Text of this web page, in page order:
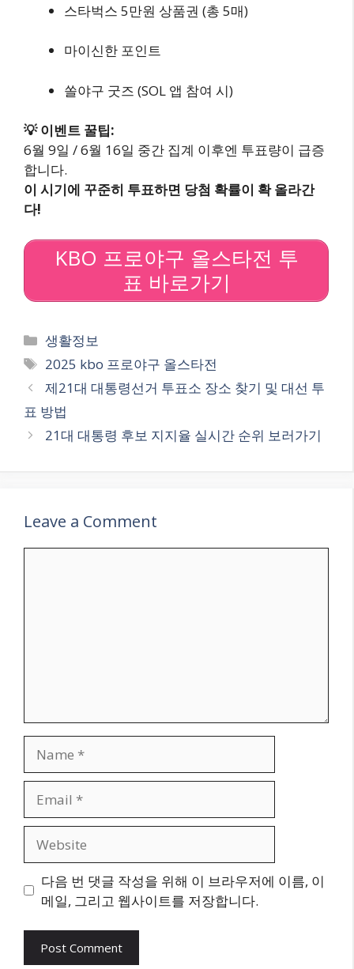
스타벅스 5만원 상품권 (총 5매)
마이신한 포인트
쏠야구 굿즈 (SOL 앱 참여 시)
💡 이벤트 꿀팁:
6월 9일 / 6월 16일 중간 집계 이후엔 투표량이 급증
합니다.
이 시기에 꾸준히 투표하면 당첨 확률이 확 올라간
다!
KBO 프로야구 올스타전 투
표 바로가기
Categories
생활정보
Tags
2025 kbo 프로야구 올스타전
제21대 대통령선거 투표소 장소 찾기 및 대선 투
표 방법
21대 대통령 후보 지지율 실시간 순위 보러가기
Leave a Comment
다음 번 댓글 작성을 위해 이 브라우저에 이름, 이
메일, 그리고 웹사이트를 저장합니다.